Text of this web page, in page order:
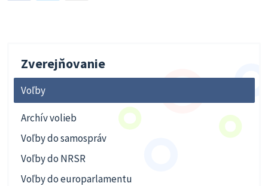
Zverejňovanie
Voľby
Archív volieb
Voľby do samospráv
Voľby do NRSR
Voľby do europarlamentu